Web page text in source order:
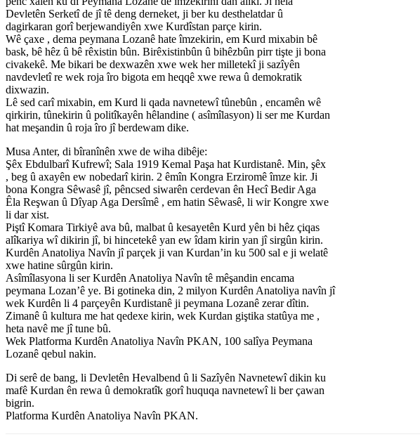
Devletên Serketî de jî tê deng derneket, ji ber ku desthelatdar û
dagirkaran gorî berjewandiyên xwe Kurdîstan parçe kirin.
Wê çaxe , dema peymana Lozanê hate îmzekirin, em Kurd mixabin bê
bask, bê hêz û bê rêxistin bûn. Birêxistinbûn û bihêzbûn pirr tişte ji bona
civakekê. Me bikari be dexwazên xwe wek her milletekî ji sazîyên
navdevletî re wek roja îro bigota em heqqê xwe rewa û demokratik
dixwazin.
Lê sed carî mixabin, em Kurd li qada navnetewî tûnebûn , encamên wê
qirkirin, tûnekirin û politîkayên hêlandine ( asîmîlasyon) li ser me Kurdan
hat meşandin û roja îro jî berdewam dike.
Musa Anter, di bîranînên xwe de wiha dibêje:
Şêx Ebdulbarî Kufrewî; Sala 1919 Kemal Paşa hat Kurdistanê. Min, şêx
, beg û axayên ew nobedarî kirin. 2 êmîn Kongra Erziromê îmze kir. Ji
bona Kongra Sêwasê jî, pêncsed siwarên cerdevan ên Hecî Bedir Aga
Êla Reşwan û Dîyap Aga Dersîmê , em hatin Sêwasê, li wir Kongre xwe
li dar xist.
Piştî Komara Tirkiyê ava bû, malbat û kesayetên Kurd yên bi hêz çiqas
alîkariya wî dikirin jî, bi hincetekê yan ew îdam kirin yan jî sirgûn kirin.
Kurdên Anatoliya Navîn jî parçek ji van Kurdan’in ku 500 sal e ji welatê
xwe hatine sûrgûn kirin.
Asîmîlasyona li ser Kurdên Anatoliya Navîn tê mêşandin encama
peymana Lozan’ê ye. Bi gotineka din, 2 milyon Kurdên Anatoliya navîn jî
wek Kurdên li 4 parçeyên Kurdistanê ji peymana Lozanê zerar dîtin.
Zimanê û kultura me hat qedexe kirin, wek Kurdan giştika statûya me ,
heta navê me jî tune bû.
Wek Platforma Kurdên Anatoliya Navîn PKAN, 100 salîya Peymana
Lozanê qebul nakin.
Di serê de bang, li Devletên Hevalbend û li Sazîyên Navnetewî dikin ku
mafê Kurdan ên rewa û demokratîk gorî huquqa navnetewî li ber çawan
bigrin.
Platforma Kurdên Anatoliya Navîn PKAN.